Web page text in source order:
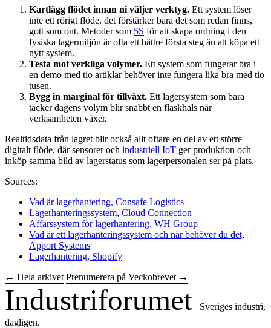
Kartlägg flödet innan ni väljer verktyg. Ett system löser
inte ett rörigt flöde, det förstärker bara det som redan finns,
gott som ont. Metoder som 5S för att skapa ordning i den
fysiska lagermiljön är ofta ett bättre första steg än att köpa ett
nytt system.
Testa mot verkliga volymer. Ett system som fungerar bra i
en demo med tio artiklar behöver inte fungera lika bra med tio
tusen.
Bygg in marginal för tillväxt. Ett lagersystem som bara
täcker dagens volym blir snabbt en flaskhals när
verksamheten växer.
Realtidsdata från lagret blir också allt oftare en del av ett större
digitalt flöde, där sensorer och industriell IoT ger produktion och
inköp samma bild av lagerstatus som lagerpersonalen ser på plats.
Sources:
Vad är lagerhantering, Consafe Logistics
Lagerhanteringssystem, Cloud Connection
Affärssystem för lagerhantering, WH Group
Vad är ett lagerhanteringssystem och när behöver du det,
Apport Systems
Lagerhantering, Shopify
← Hela arkivet Prenumerera på Veckobrevet →
Industriforumet
Sveriges industri,
dagligen.